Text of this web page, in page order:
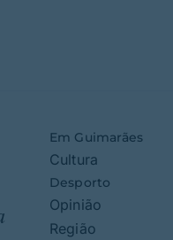
Em Guimarães
Cultura
Desporto
Opinião
Região